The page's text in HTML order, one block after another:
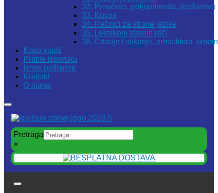
32. Priručnici, poljoprivreda, pčelarstvo
33. Kuvari
34. Rečnici za strane jezike
35. Leksikoni stranih reči
36. Crtanje i slikanje, arhitektura,
Kako kupiti
Pratite isporuku
Iznos poštarine
Kontakt
O nama
Pretraga
×